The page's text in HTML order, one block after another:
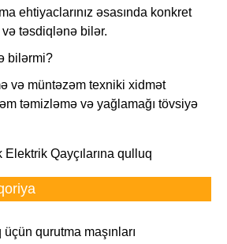
ehtiyaclarınız əsasında konkret
təsdiqlənə bilər.
bilərmi?
və müntəzəm texniki xidmət
təmizləmə və yağlamağı tövsiyə
Qayçılarına qulluq
qurutma maşınları